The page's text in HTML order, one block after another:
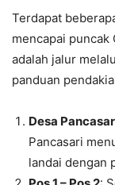
Terdapat
mencapai puncak
adalah jalur
panduan
Desa
Pancasari
landai dengan